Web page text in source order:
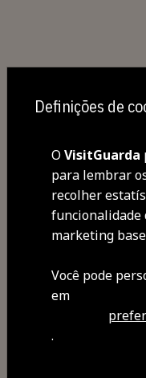
Partilhar
Definições de
OVisitGuarda
para lembrar
recolher
funcionalidade
marketing
Você pode
em
.